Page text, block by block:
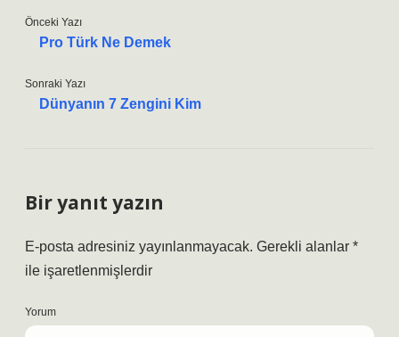
Önceki Yazı
Pro Türk Ne Demek
Sonraki Yazı
Dünyanın 7 Zengini Kim
Bir yanıt yazın
E-posta adresiniz yayınlanmayacak. Gerekli alanlar *
ile işaretlenmişlerdir
Yorum